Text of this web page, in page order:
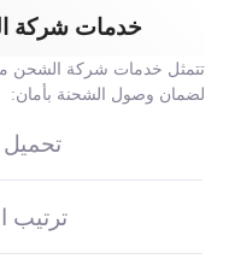
خدمات شركة
تتمثل خدمات شركة الشحن
لضمان وصول الشحنة بأمان:
ترتيب